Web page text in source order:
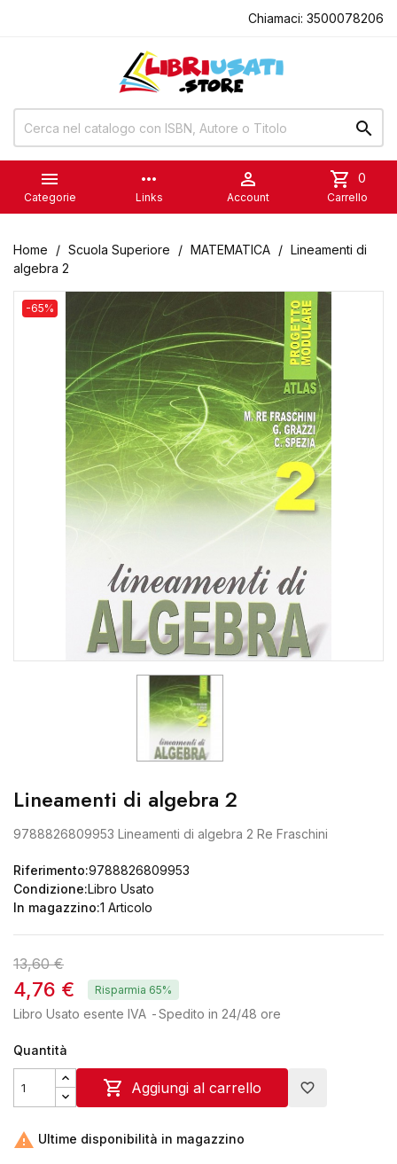
Chiamaci: 3500078206


Categorie
more_horiz
Links

Account
shopping_cart 0
Carrello
Home Scuola Superiore MATEMATICA
Lineamenti di
algebra 2
-65%
Lineamenti di algebra 2
9788826809953 Lineamenti di algebra 2 Re Fraschini
Riferimento:9788826809953
Condizione:Libro Usato
In magazzino:1 Articolo
13,60 €
4,76 € Risparmia 65%
Libro Usato esente IVA Spedito in 24/48 ore
Quantità
 Aggiungi al carrello favorite_border
 Ultime disponibilità in magazzino